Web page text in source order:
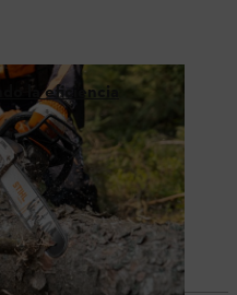
la eficiencia